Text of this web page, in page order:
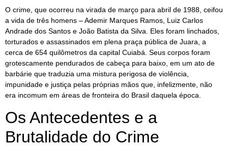
O crime, que ocorreu na virada de março para abril de 1988, ceifou
a vida de três homens – Ademir Marques Ramos, Luiz Carlos
Andrade dos Santos e João Batista da Silva. Eles foram linchados,
torturados e assassinados em plena praça pública de Juara, a
cerca de 654 quilômetros da capital Cuiabá. Seus corpos foram
grotescamente pendurados de cabeça para baixo, em um ato de
barbárie que traduzia uma mistura perigosa de violência,
impunidade e justiça pelas próprias mãos que, infelizmente, não
era incomum em áreas de fronteira do Brasil daquela época.
Os Antecedentes e a
Brutalidade do Crime